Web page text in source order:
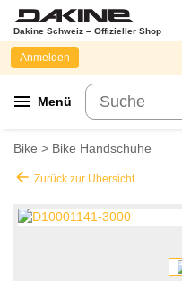
Dakine Schweiz – Offizieller Shop
menu Menü
Anmelden
Bike > Bike Handschuhe
arrow_back Zurück zur Übersicht